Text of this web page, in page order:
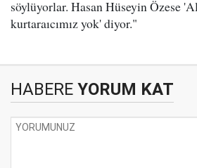
söylüyorlar. Hasan Hüseyin Özese
kurtaraıcımız yok' diyor."
HABERE YORUM KAT